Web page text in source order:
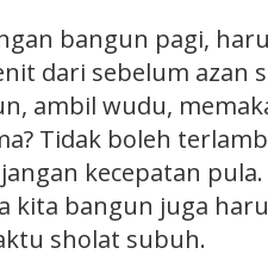
bangun pagi,
dari sebelum azan
ambil wudu,
Tidak boleh
kecepatan
kita bangun juga
sholat subuh.